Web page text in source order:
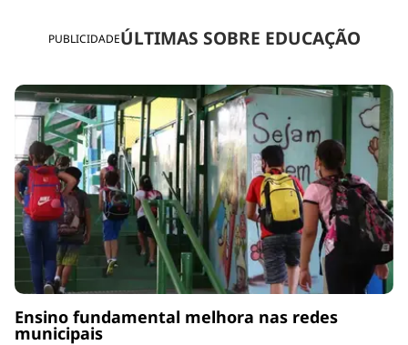
PUBLICIDADEÚLTIMAS SOBRE EDUCAÇÃO
Ensino fundamental melhora nas redes
municipais